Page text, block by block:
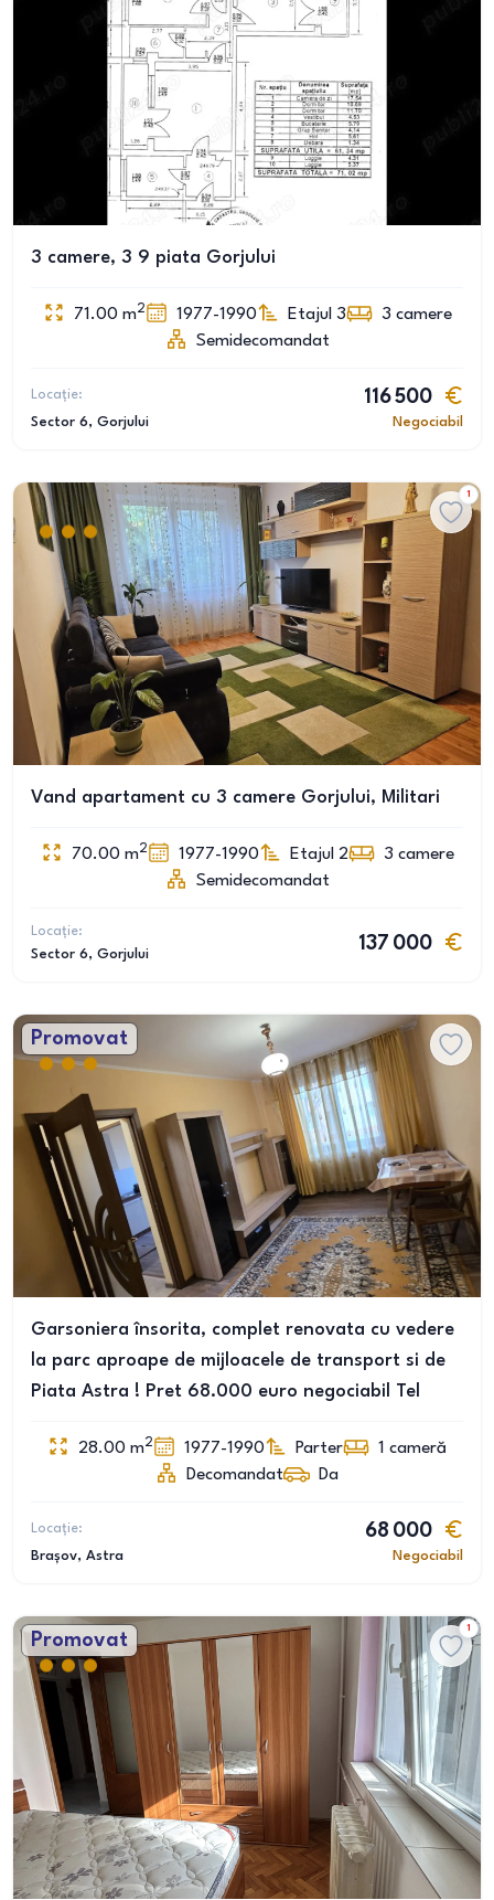
3 camere, 3 9 piata Gorjului
71.00 m2 1977-1990 Etajul 3 3 camere
Semidecomandat
Locație:
Sector 6, Gorjului
116 500
Negociabil
1
Vand apartament cu 3 camere Gorjului, Militari
70.00 m2 1977-1990 Etajul 2 3 camere
Semidecomandat
Locație:
Sector 6, Gorjului
137 000
Promovat
Garsoniera însorita, complet renovata cu vedere
la parc aproape de mijloacele de transport si de
Piata Astra ! Pret 68.000 euro negociabil Tel
28.00 m2 1977-1990 Parter 1 cameră
Decomandat
Da
Locație:
Brașov, Astra
68 000
Negociabil
Promovat
1